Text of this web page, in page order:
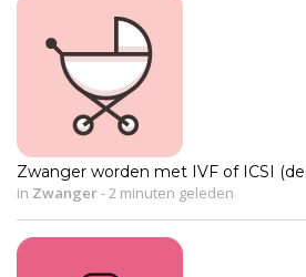
Zwanger worden met IVF of ICSI
in Zwanger- 2 minuten geleden